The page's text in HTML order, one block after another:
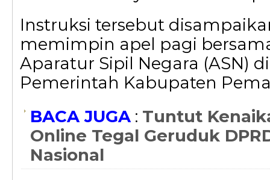
Instruksi tersebut
memimpin apel pagi
Aparatur Sipil Negara (ASN)
Pemerintah Kabupaten
BACA JUGA: Tuntut
Online Tegal Geruduk
Nasional